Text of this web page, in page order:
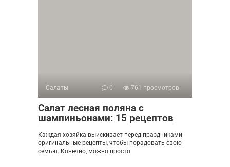
Салаты 0 761 просмотров
Салат лесная поляна с
шампиньонами: 15 рецептов
Каждая хозяйка выискивает перед праздниками
оригинальные рецепты, чтобы порадовать свою
семью. Конечно, можно просто